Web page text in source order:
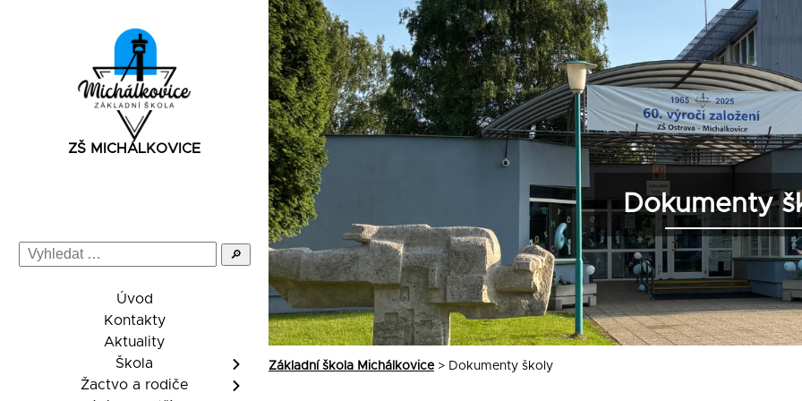
ZŠ MICHÁLKOVICE
🔎
Úvod
Kontakty
Aktuality
Škola
Žactvo a rodiče
Dokumenty
Základní škola Michálkovice> Dokumenty školy